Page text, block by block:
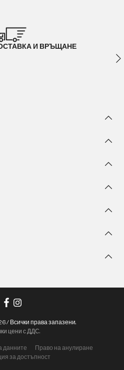
И ВРЪЩАНЕ
данните
Право на анулиране
за достъпност
/ Всички права запазени.
цени с ДДС.